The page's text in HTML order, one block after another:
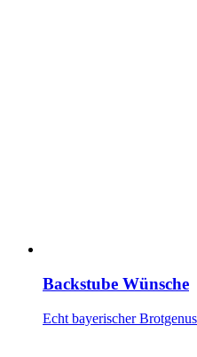
Backstube Wünsche
Echt bayerischer